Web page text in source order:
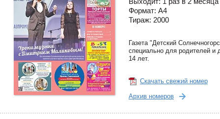
Формат: А4
Тираж: 2000
Газета "Детский
специально для родителей и
14 лет.
Скачать свежий номер
Архив номеров